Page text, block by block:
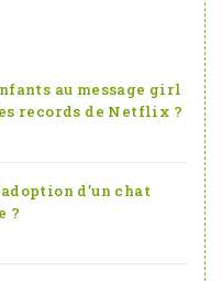
au message girl
records de Netflix ?
d’un chat
?